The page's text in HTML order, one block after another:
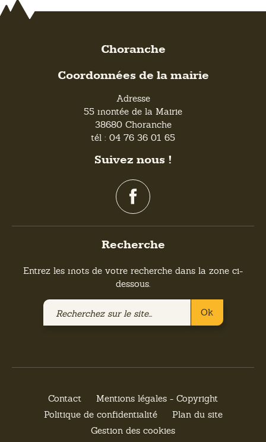
Choranche
Coordonnées de la mairie
Adresse
55 montée de la Mairie
38680 Choranche
tél : 04 76 36 01 65
Suivez nous !
Recherche
Entrez les mots de votre recherche dans la zone ci-
dessous.
Recherchez
Ok
Contact
Mentions légales - Copyright
Politique de confidentialité
Plan du site
Gestion des cookies